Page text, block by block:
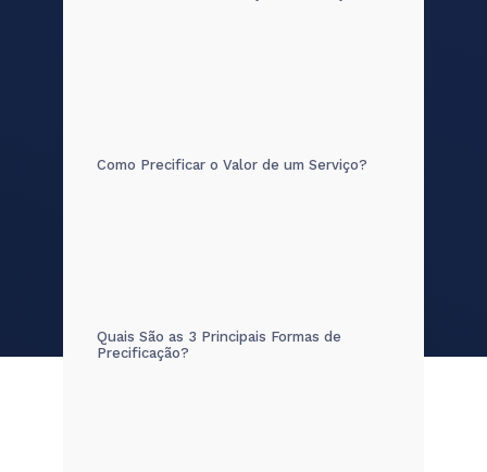
Como Precificar o Valor de um Serviço?
Quais São as 3 Principais Formas de
Precificação?